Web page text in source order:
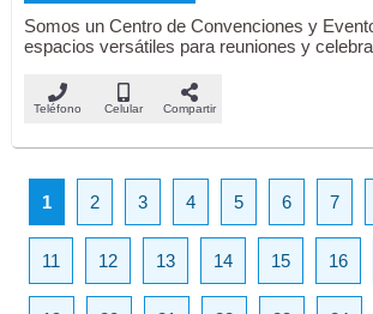
Somos un Centro de Convenciones y
espacios versátiles para reuniones y
Teléfono Celular Compartir
1 2 3 4 5 6 7
11 12 13 14 15 16